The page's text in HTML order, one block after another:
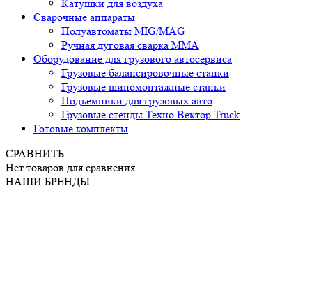
Катушки для воздуха
Сварочные аппараты
Полуавтоматы MIG/MAG
Ручная дуговая сварка ММА
Оборудование для грузового автосервиса
Грузовые балансировочные станки
Грузовые шиномонтажные станки
Подъемники для грузовых авто
Грузовые стенды Техно Вектор Truck
Готовые комплекты
СРАВНИТЬ
Нет товаров для сравнения
НАШИ БРЕНДЫ